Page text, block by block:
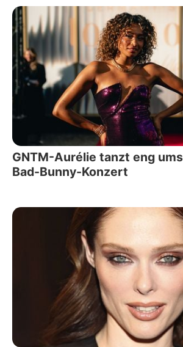
GNTM-Aurélie tanzt eng
Bad-Bunny-Konzert